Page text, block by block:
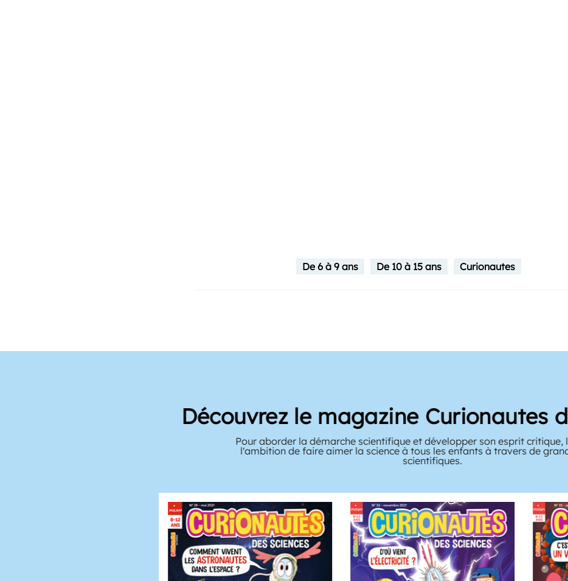
De 6 à 9 ans De 10 à 15 ans Curionautes
Découvrez le magazine Curionautes
Pour aborder la démarche scientifique et développer son esprit critique, le
l'ambition de faire aimer la science à tous les enfants à travers de grandes
scientifiques.